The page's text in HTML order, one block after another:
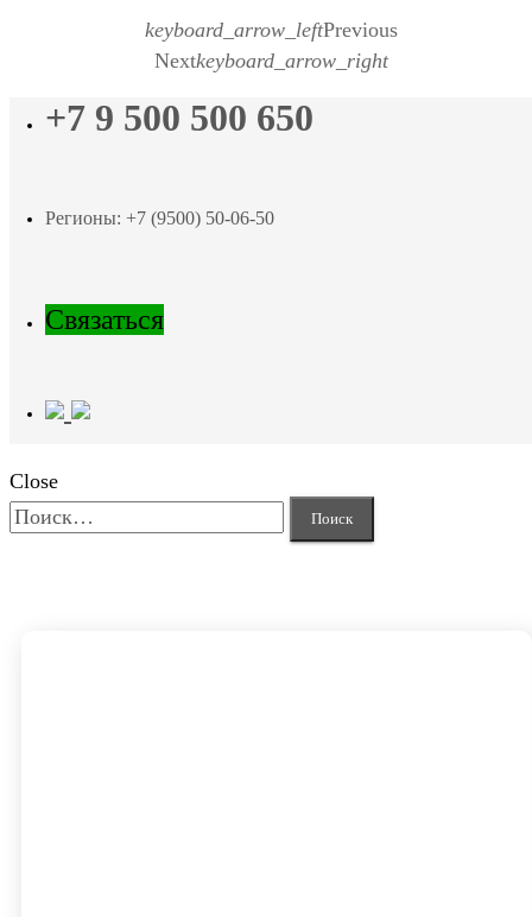
keyboard_arrow_leftPrevious
Nextkeyboard_arrow_right
+7 9 500 500 650
Регионы: +7 (9500) 50-06-50
Связаться
Close
Найти: